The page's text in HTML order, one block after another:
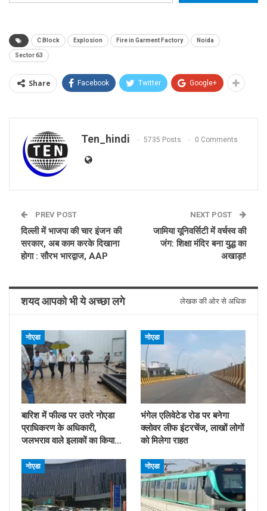
C Block Explosion Fire in Garment Factory Noida
Sector 63
Share Facebook Twitter Google+
Ten_hindi 5735 Posts 0 Comments
PREV POST
दिल्ली में भाजपा की चार इंजन की
सरकार, अब काम करके दिखाना
होगा : सौरभ भारद्वाज, AAP
NEXT POST
जामिया यूनिवर्सिटी में वर्चस्व की
जंग: शिक्षा मंदिर बना युद्ध का
अखाड़ा!
शयद आपको भी ये अच्छा लगे लेखक की ओर से अधिक
नोएडा
बारिश में फील्ड पर उतरे नोएडा
प्राधिकरण के अधिकारी,
जलभराव वाले इलाकों का किया…
नोएडा
भंगेल एलिवेटेड रोड पर बनेगा
क्लोवर लीफ इंटरचेंज, लाखों लोगों
को मिलेगा राहत
नोएडा नोएडा